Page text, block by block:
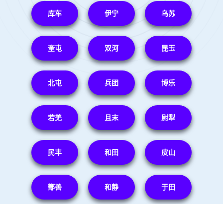
库车 伊宁 乌苏
奎屯 双河 昆玉
北屯 兵团 博乐
若羌 且末 尉犁
民丰 和田 皮山
鄯善 和静 于田